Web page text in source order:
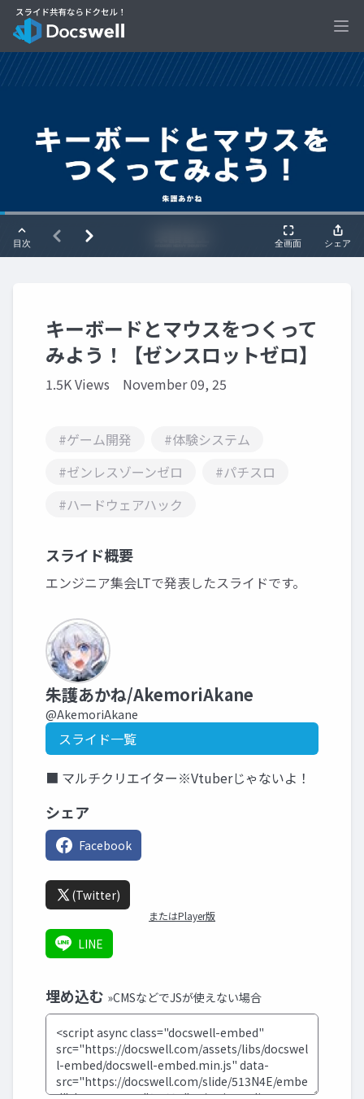
キーボードとマウスをつくって
みよう！【ゼンスロットゼロ】
1.5K Views November 09, 25
#ゲーム開発
#体験システム
#ゼンレスゾーンゼロ
#パチスロ
#ハードウェアハック
スライド概要
エンジニア集会LTで発表したスライドです。
朱護あかね/AkemoriAkane
@AkemoriAkane
スライド一覧
■ マルチクリエイター※Vtuberじゃないよ！
シェア
Facebook
(Twitter)
またはPlayer版
LINE
埋め込む »CMSなどでJSが使えない場合